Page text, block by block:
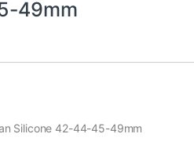
49mm
Silicone 42-44-45-49mm